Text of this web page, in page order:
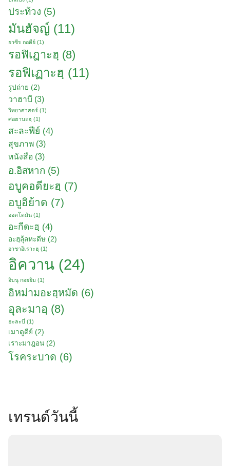
Search
ประท้วง (5)
มันฮัจญ์ (11)
ยาซีร กอดีย์ (1)
รอฟิเฎาะฮฺ (8)
รอฟิเฏาะฮฺ (11)
รูปถ่าย (2)
วาฮาบี (3)
วิทยาศาสตร์ (1)
ศอฮาบะฮฺ (1)
สะละฟีย์ (4)
สุขภาพ (3)
หนังสือ (3)
อ.อิสหาก (5)
อบูคอดียะฮฺ (7)
อบูอิย้าด (7)
ออตโตมัน (1)
อะกีดะฮฺ (4)
อะฮฺลุ้ลหะดีษ (2)
อาชาอิเราะฮฺ (1)
อิควาน (24)
อิบนุ กอยยิม (1)
อิหม่ามอะฮฺหมัด (6)
อุละมาอฺ (8)
ฮะละบี่ (1)
เมาดูดีย์ (2)
เราะมาฎอน (2)
โรคระบาด (6)
เทรนด์วันนี้